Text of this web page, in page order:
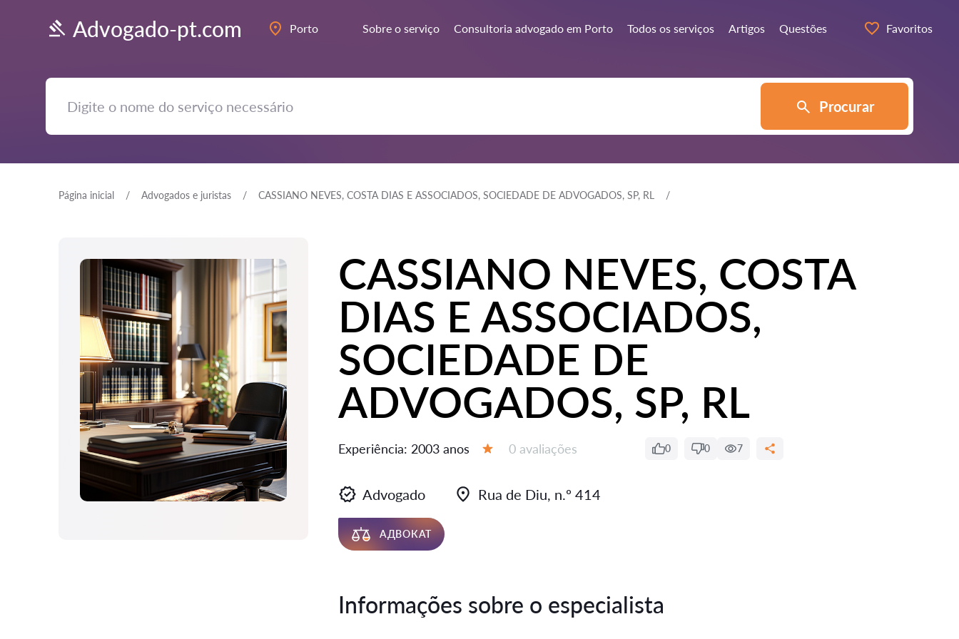
Advogado-pt.com Porto Sobre o serviço Consultoria advogado em Porto Todos os serviços Artigos Questões Favoritos
Procurar
Página inicial Advogados e juristas CASSIANO NEVES, COSTA DIAS E ASSOCIADOS, SOCIEDADE DE ADVOGADOS, SP, RL
CASSIANO NEVES, COSTA
DIAS E ASSOCIADOS,
SOCIEDADE DE
ADVOGADOS, SP, RL
Experiência: 2003 anos
Avaliações:
0 avaliações 0 0 7
Advogado Rua de Diu, n.º 414
АДВОКАТ
Informações sobre o especialista